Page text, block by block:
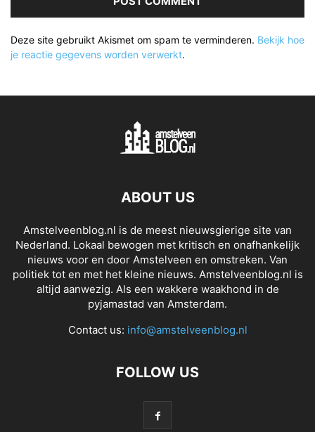
Deze site gebruikt Akismet om spam te verminderen. Bekijk hoe
je reactie gegevens worden verwerkt.
ABOUT US
Amstelveenblog.nl is de meest nieuwsgierige site van
Nederland. Lokaal bewogen met kritisch en onafhankelijk
nieuws voor en door Amstelveen en omstreken. Van
politiek tot en met het kleine nieuws. Amstelveenblog.nl is
altijd aanwezig. Als een wakkere waakhond in de
pyjamastad van Amsterdam.
Contact us: info@amstelveenblog.nl
FOLLOW US